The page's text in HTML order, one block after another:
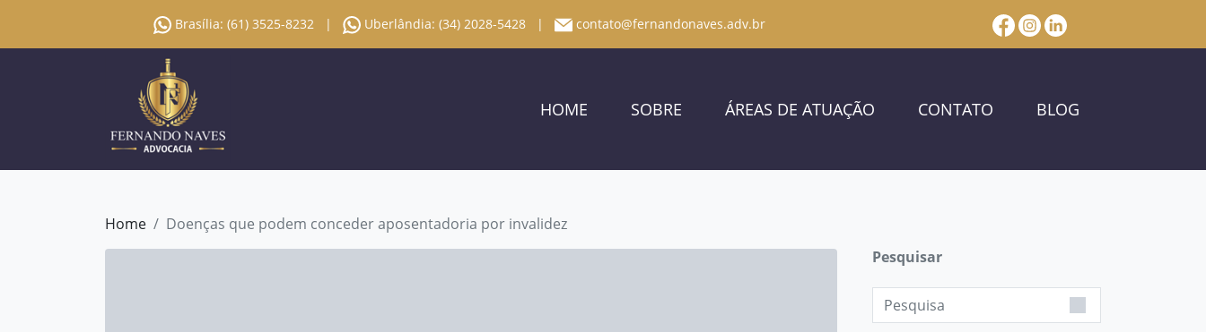
Brasília: (61) 3525-8232 | Uberlândia: (34) 2028-5428 | contato@fernandonaves.adv.br
HOME SOBRE ÁREAS DE ATUAÇÃO CONTATO BLOG
Home Doenças que podem conceder aposentadoria por invalidez
Pesquisar